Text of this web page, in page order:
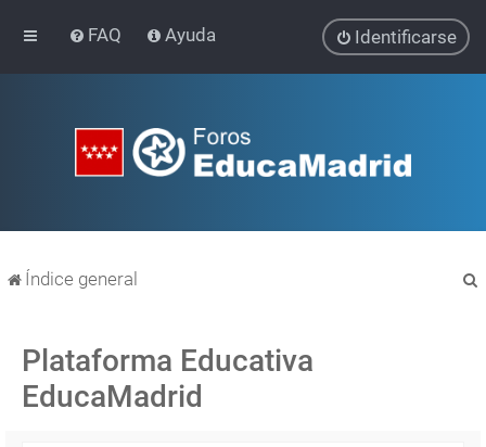
FAQ Ayuda Identificarse
Índice general
Plataforma Educativa
EducaMadrid